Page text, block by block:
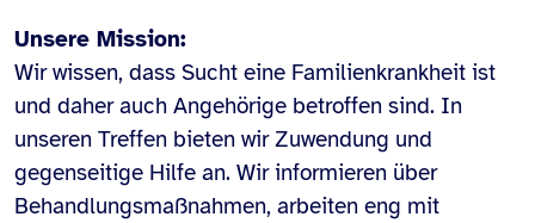
Unsere Mission:
Wir wissen, dass Sucht eine Familienkrankheit ist
und daher auch Angehörige betroffen sind. In
unseren Treffen bieten wir Zuwendung und
gegenseitige Hilfe an. Wir informieren über
Behandlungsmaßnahmen, arbeiten eng mit